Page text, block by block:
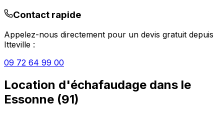
Contact rapide
Appelez-nous directement pour un devis gratuit depuis
Itteville :
09 72 64 99 00
Location d'échafaudage dans le
Essonne (91)